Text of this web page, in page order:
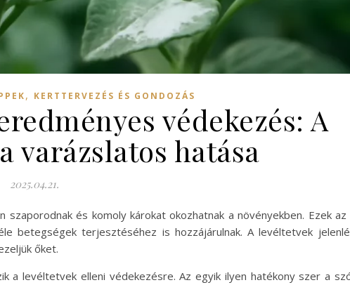
, KERTTERVEZÉS ÉS GONDOZÁS
védekezés: A
varázslatos hatása
2025.04.21.
és komoly károkat okozhatnak a növényekben. Ezek
betegségek terjesztéséhez is hozzájárulnak. A levéltetvek
őket.
levéltetvek elleni védekezésre. Az egyik ilyen hatékony szer a